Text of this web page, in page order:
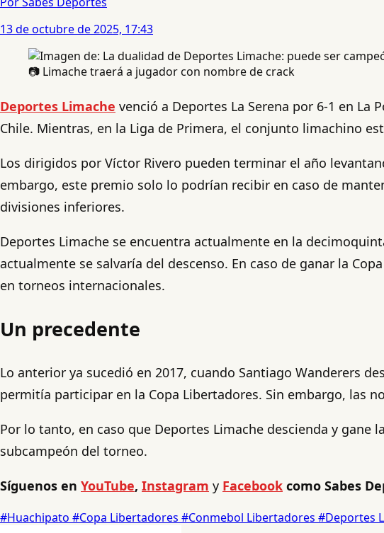
13 de octubre de 2025, 17:43
📷 Limache traerá a jugador con nombre de crack
Deportes Limache venció a Deportes La Serena por 6-1 en La
Chile. Mientras, en la Liga de Primera, el conjunto limachino
Los dirigidos por Víctor Rivero pueden terminar el año
embargo, este premio solo lo podrían recibir en caso de
divisiones inferiores.
Deportes Limache se encuentra actualmente en la
actualmente se salvaría del descenso. En caso de ganar la
en torneos internacionales.
Un precedente
Lo anterior ya sucedió en 2017, cuando Santiago Wanderers
permitía participar en la Copa Libertadores. Sin embargo, las
Por lo tanto, en caso que Deportes Limache descienda y gane
subcampeón del torneo.
Síguenos en YouTube, Instagram y Facebook como Sabes
#Huachipato #Copa Libertadores #Conmebol Libertadores #Deportes